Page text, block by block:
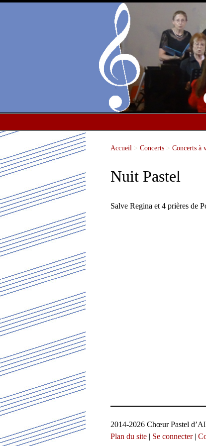
Accueil > Concerts > Concerts à
Nuit Pastel
Salve Regina et 4 prières de
2014-2026 Chœur Pastel
Plan du site | Se connecter|